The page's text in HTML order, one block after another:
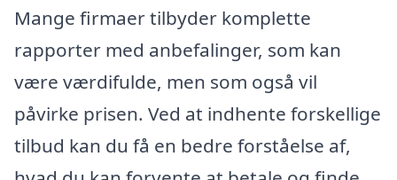
Mange firmaer tilbyder komplette
rapporter med anbefalinger, som kan
være værdifulde, men som også vil
påvirke prisen. Ved at indhente forskellige
tilbud kan du få en bedre forståelse af,